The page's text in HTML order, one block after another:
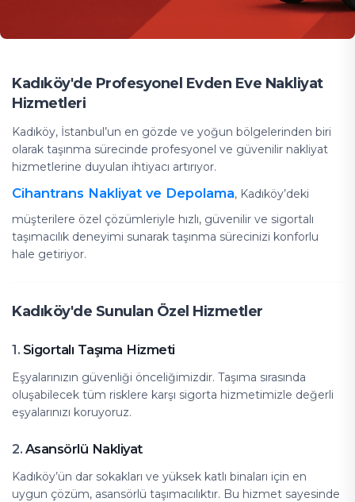
Kadıköy'de Profesyonel Evden Eve Nakliyat
Hizmetleri
Kadıköy, İstanbul’un en gözde ve yoğun bölgelerinden biri
olarak taşınma sürecinde profesyonel ve güvenilir nakliyat
hizmetlerine duyulan ihtiyacı artırıyor.
Cihantrans Nakliyat ve Depolama, Kadıköy’deki
müşterilere özel çözümleriyle hızlı, güvenilir ve sigortalı
taşımacılık deneyimi sunarak taşınma sürecinizi konforlu
hale getiriyor.
Kadıköy'de Sunulan Özel Hizmetler
1. Sigortalı Taşıma Hizmeti
Eşyalarınızın güvenliği önceliğimizdir. Taşıma sırasında
oluşabilecek tüm risklere karşı sigorta hizmetimizle değerli
eşyalarınızı koruyoruz.
2. Asansörlü Nakliyat
Kadıköy’ün dar sokakları ve yüksek katlı binaları için en
uygun çözüm, asansörlü taşımacılıktır. Bu hizmet sayesinde